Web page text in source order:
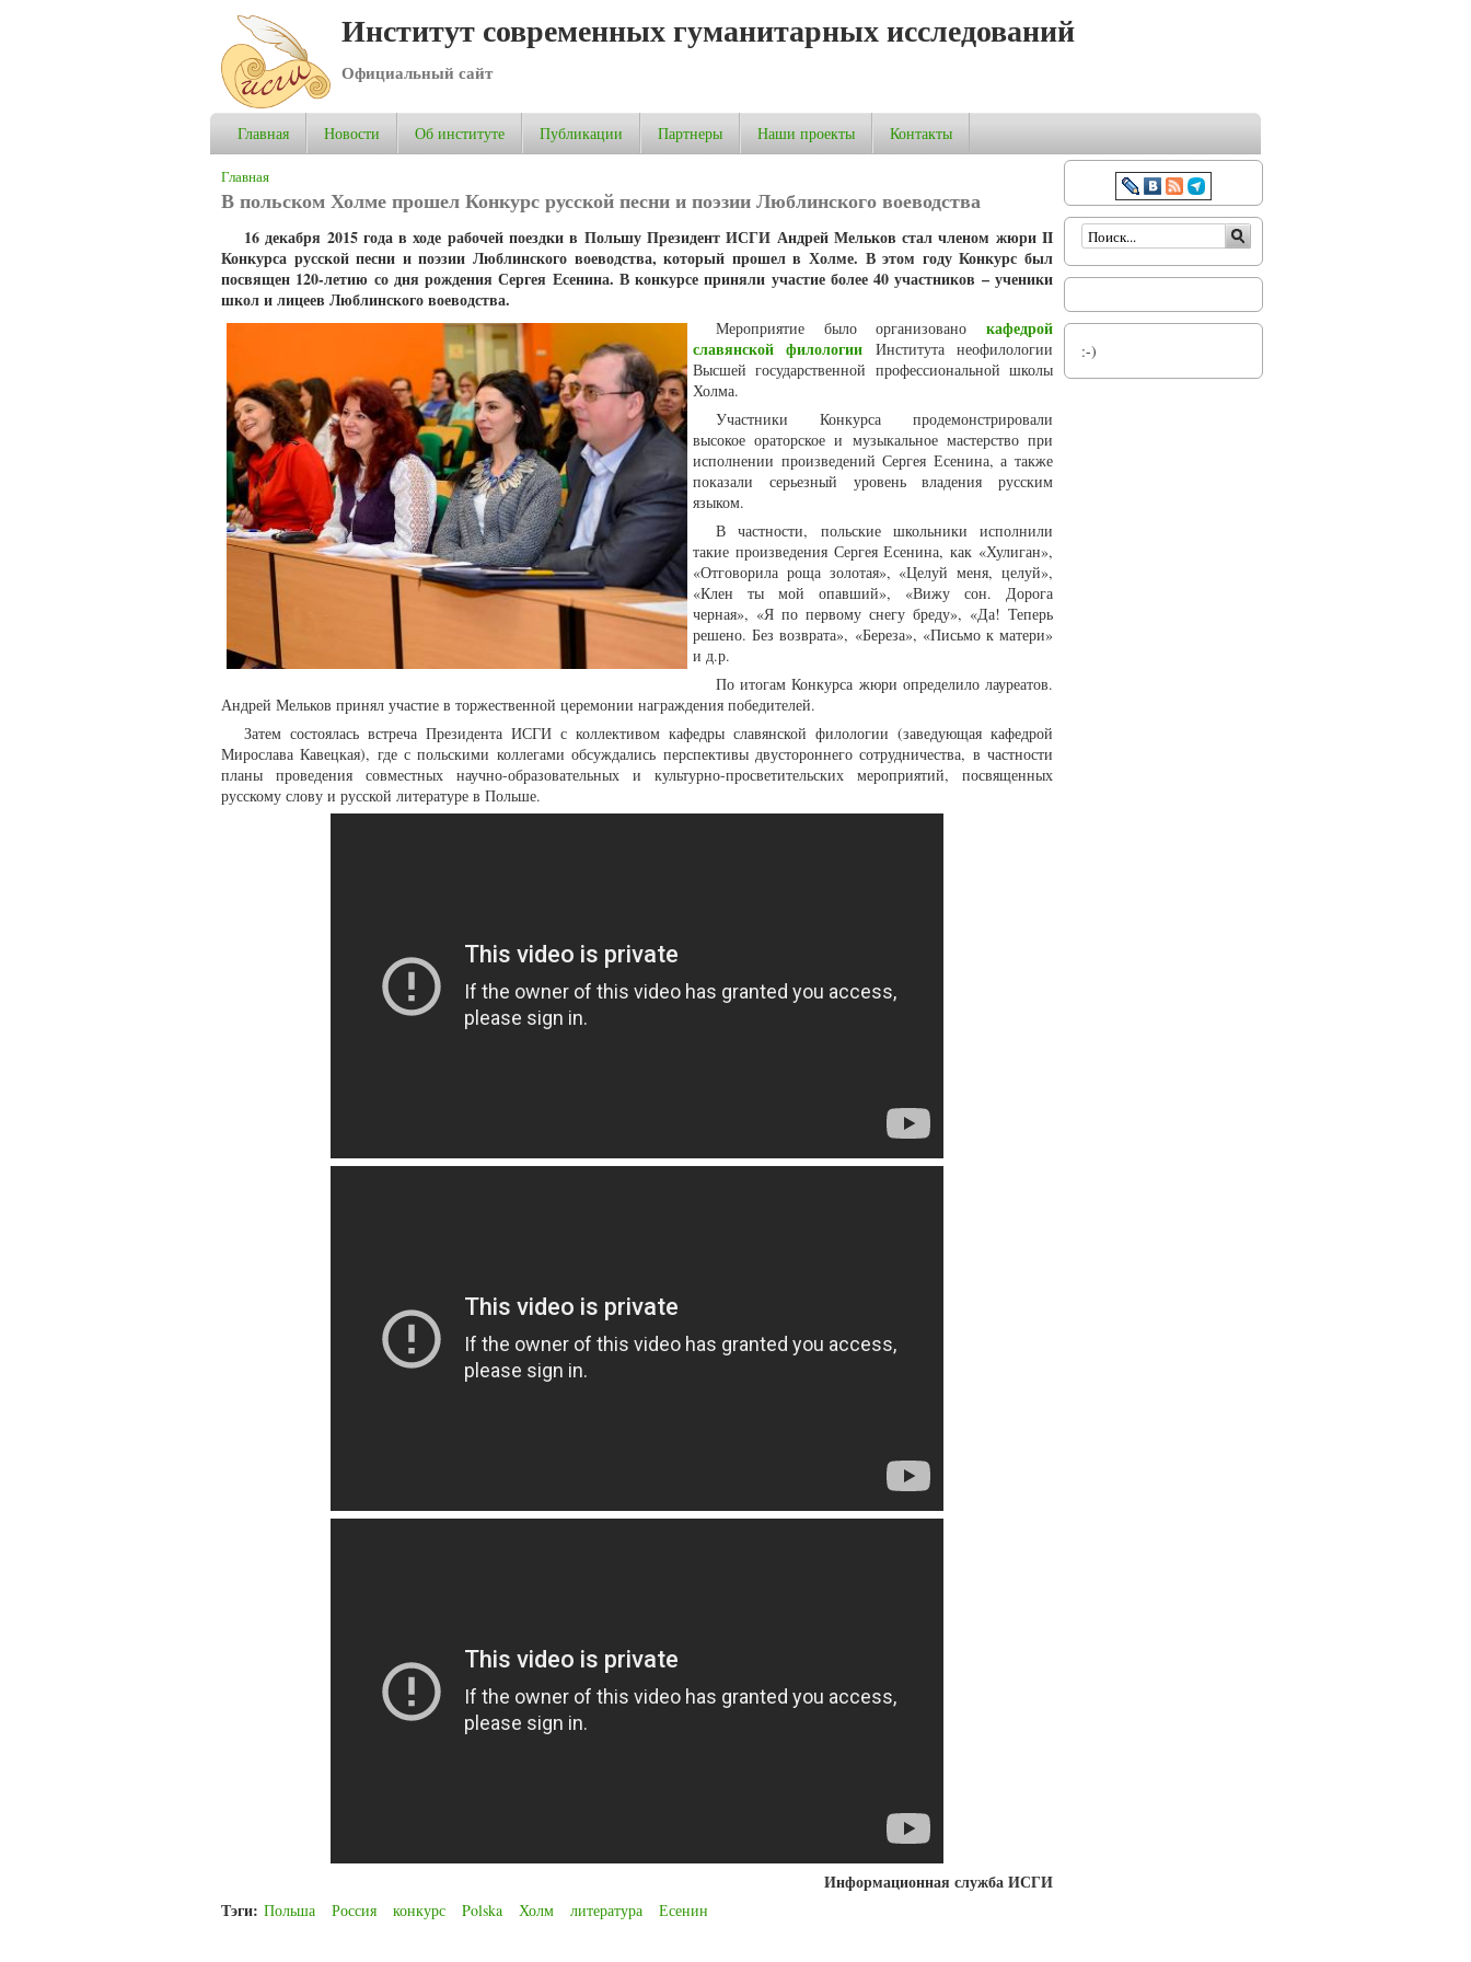
Институт современных гуманитарных исследований
Официальный сайт
Главная Новости Об институте Публикации Партнеры Наши проекты Контакты
Вы здесь
Главная
В польском Холме прошел Конкурс русской песни и поэзии Люблинского воеводства
16 декабря 2015 года в ходе рабочей поездки в Польшу Президент ИСГИ Андрей Мельков стал членом жюри II
Конкурса русской песни и поэзии Люблинского воеводства, который прошел в Холме. В этом году Конкурс был
посвящен 120-летию со дня рождения Сергея Есенина. В конкурсе приняли участие более 40 участников – ученики
школ и лицеев Люблинского воеводства.
Мероприятие было организовано кафедрой
славянской филологии Института неофилологии
Высшей государственной профессиональной школы
Холма.
Участники Конкурса продемонстрировали
высокое ораторское и музыкальное мастерство при
исполнении произведений Сергея Есенина, а также
показали серьезный уровень владения русским
языком.
В частности, польские школьники исполнили
такие произведения Сергея Есенина, как «Хулиган»,
«Отговорила роща золотая», «Целуй меня, целуй»,
«Клен ты мой опавший», «Вижу сон. Дорога
черная», «Я по первому снегу бреду», «Да! Теперь
решено. Без возврата», «Береза», «Письмо к матери»
и д.р.
По итогам Конкурса жюри определило лауреатов.
Андрей Мельков принял участие в торжественной церемонии награждения победителей.
Затем состоялась встреча Президента ИСГИ с коллективом кафедры славянской филологии (заведующая кафедрой
Мирослава Кавецкая), где с польскими коллегами обсуждались перспективы двустороннего сотрудничества, в частности
планы проведения совместных научно-образовательных и культурно-просветительских мероприятий, посвященных
русскому слову и русской литературе в Польше.
Информационная служба ИСГИ
Тэги: Польша Россия конкурс Polska Холм литература Есенин
Форма поиска
:-)